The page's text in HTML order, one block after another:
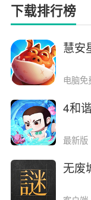
下载排行榜
慧安
电脑免
4和
最新版
无废